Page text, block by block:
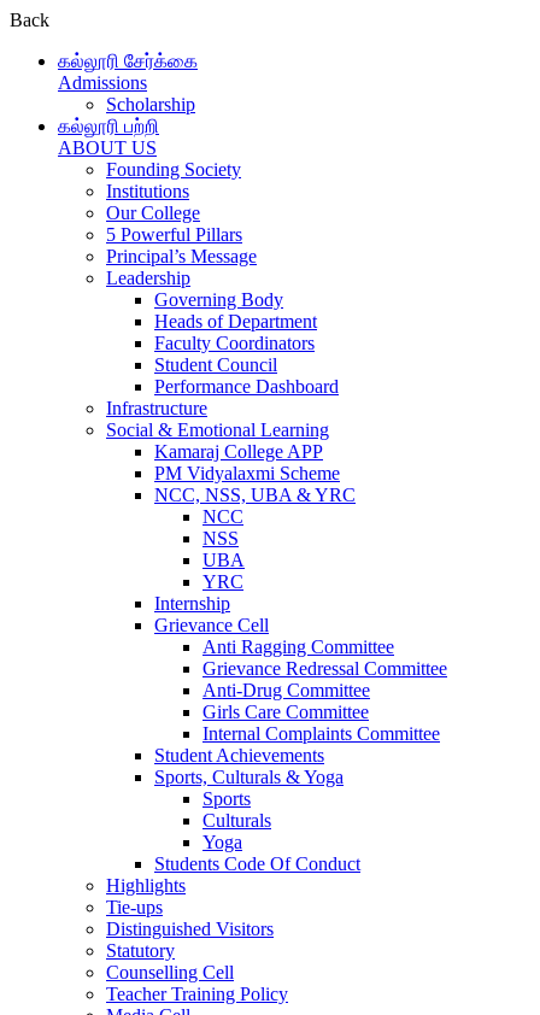
Back
கல்லூரி சேர்க்கை
Admissions
Scholarship
கல்லூரி பற்றி
ABOUT US
Founding Society
Institutions
Our College
5 Powerful Pillars
Principal’s Message
Leadership
Governing Body
Heads of Department
Faculty Coordinators
Student Council
Performance Dashboard
Infrastructure
Social & Emotional Learning
Kamaraj College APP
PM Vidyalaxmi Scheme
NCC, NSS, UBA & YRC
NCC
NSS
UBA
YRC
Internship
Grievance Cell
Anti Ragging Committee
Grievance Redressal Committee
Anti-Drug Committee
Girls Care Committee
Internal Complaints Committee
Student Achievements
Sports, Culturals & Yoga
Sports
Culturals
Yoga
Students Code Of Conduct
Highlights
Tie-ups
Distinguished Visitors
Statutory
Counselling Cell
Teacher Training Policy